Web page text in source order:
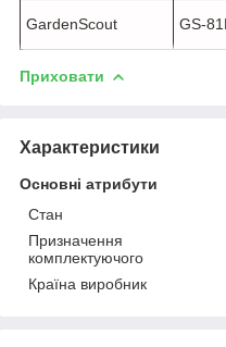
GardenScout GS-
Приховати
Характеристики
Основні атрибути
Стан
Призначення
комплектуючого
Країна виробник